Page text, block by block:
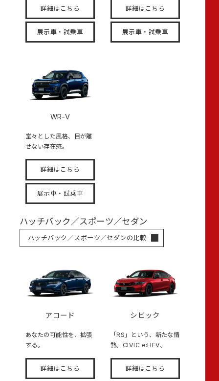
詳細はこちら
展示車・試乗車
詳細はこちら
展示車・試乗車
WR-V
堂々とした風格、目が離
せない存在感。
詳細はこちら
展示車・試乗車
ハッチバック／スポーツ／セダン
ハッチバック／スポーツ／セダンの比較
アコード
あなたの可能性を、拡張
する。
詳細はこちら
シビック
「RS」という、新たな情
熱。CIVIC e:HEV。
詳細はこちら